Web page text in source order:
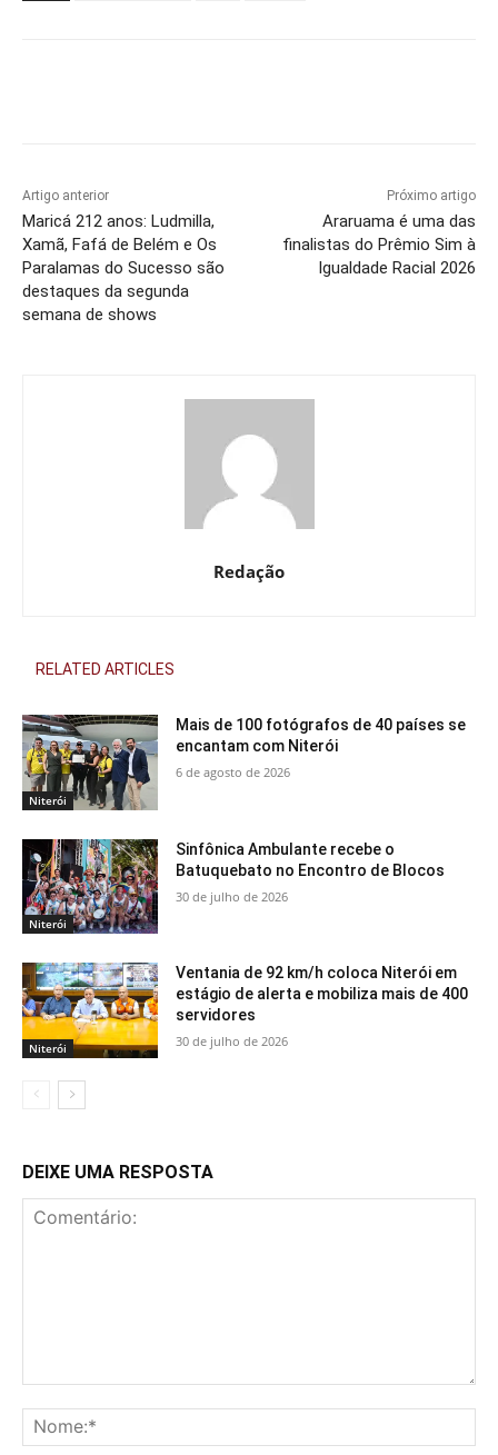
Artigo anterior
Maricá 212 anos: Ludmilla,
Xamã, Fafá de Belém e Os
Paralamas do Sucesso são
destaques da segunda
semana de shows
Próximo artigo
Araruama é uma das
finalistas do Prêmio Sim à
Igualdade Racial 2026
Redação
RELATED ARTICLES
Niterói
Mais de 100 fotógrafos de 40 países se
encantam com Niterói
6 de agosto de 2026
Niterói
Sinfônica Ambulante recebe o
Batuquebato no Encontro de Blocos
30 de julho de 2026
Niterói
Ventania de 92 km/h coloca Niterói em
estágio de alerta e mobiliza mais de 400
servidores
30 de julho de 2026
DEIXE UMA RESPOSTA